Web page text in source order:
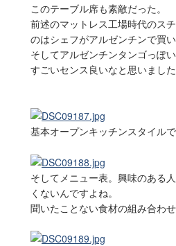
このテーブル席も素敵だった。
前述のマットレス工場時代のス
のはシェフがアルゼンチンで買い
そしてアルゼンチンタンゴっぽ
すごいセンス良いなと思いました
基本オープンキッチンスタイル
そしてメニュー表。興味のある
くないんですよね。
聞いたことない食材の組み合わ